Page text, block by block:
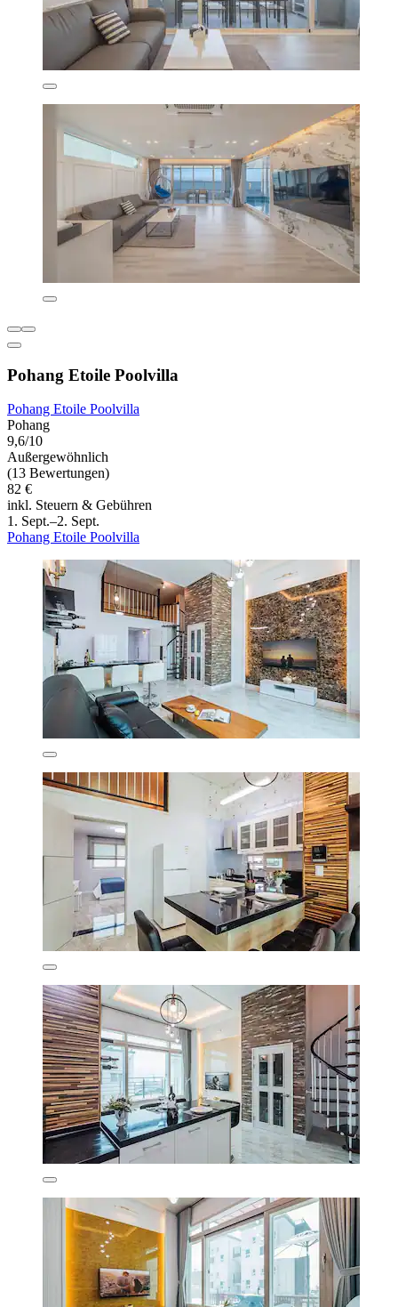
Pohang Etoile Poolvilla
Pohang Etoile Poolvilla
Pohang
9,6/10
Außergewöhnlich
(13 Bewertungen)
82 €
inkl. Steuern & Gebühren
1. Sept.–2. Sept.
Pohang Etoile Poolvilla